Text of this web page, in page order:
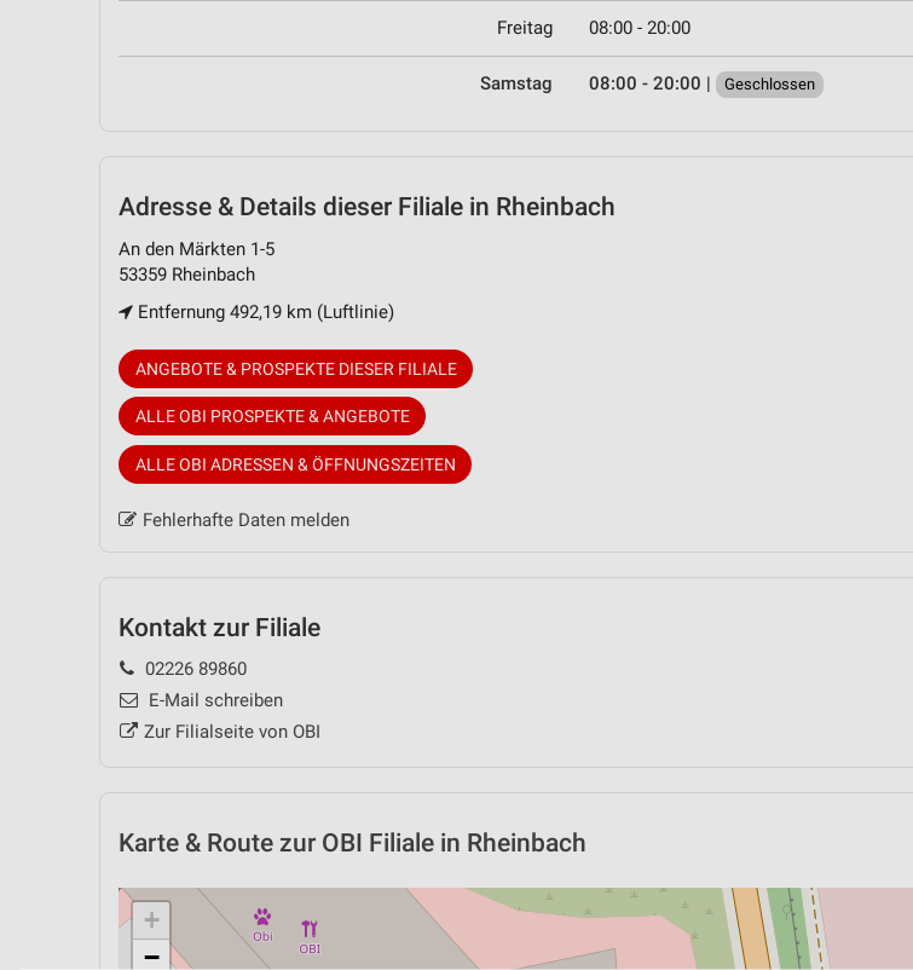
Freitag 08:00 - 20:00
Samstag 08:00 - 20:00 | Geschlossen
Adresse & Details dieser Filiale in Rheinbach
An den Märkten 1-5
53359 Rheinbach
Entfernung 492,19 km (Luftlinie)
ANGEBOTE & PROSPEKTE DIESER FILIALE
ALLE OBI PROSPEKTE & ANGEBOTE
ALLE OBI ADRESSEN & ÖFFNUNGSZEITEN
Fehlerhafte Daten melden
Kontakt zur Filiale
02226 89860
E-Mail schreiben
Zur Filialseite von OBI
Karte & Route zur OBI Filiale in Rheinbach
+
−